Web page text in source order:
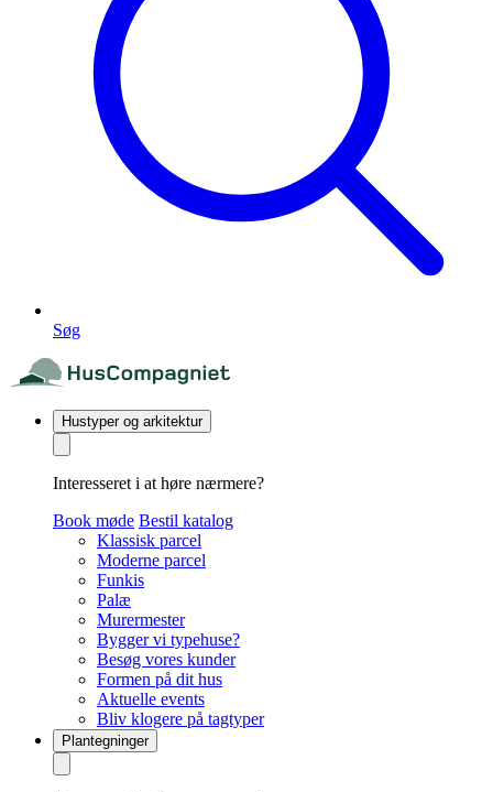
Søg
Hustyper og arkitektur
Interesseret i at høre nærmere?
Book møde Bestil katalog
Klassisk parcel
Moderne parcel
Funkis
Palæ
Murermester
Bygger vi typehuse?
Besøg vores kunder
Formen på dit hus
Aktuelle events
Bliv klogere på tagtyper
Plantegninger